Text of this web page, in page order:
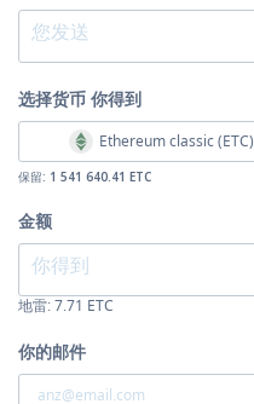
选择货币 你得到
Ethereum classic (ETC)
保留: 1 541 640.41 ETC
金额
地雷:7.71 ETC
你的邮件